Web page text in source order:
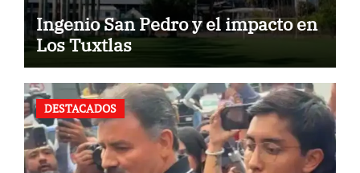
Ingenio San Pedro y el impacto en
Los Tuxtlas
DESTACADOS